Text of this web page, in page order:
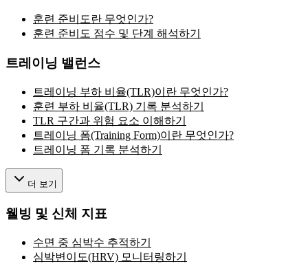
훈련 준비도란 무엇인가?
훈련 준비도 점수 및 단계 해석하기
트레이닝 밸런스
트레이닝 부하 비율(TLR)이란 무엇인가?
훈련 부하 비율(TLR) 기록 분석하기
TLR 구간과 위험 요소 이해하기
트레이닝 폼(Training Form)이란 무엇인가?
트레이닝 폼 기록 분석하기
더 보기
웰빙 및 신체 지표
수면 중 심박수 추적하기
심박변이도(HRV) 모니터링하기